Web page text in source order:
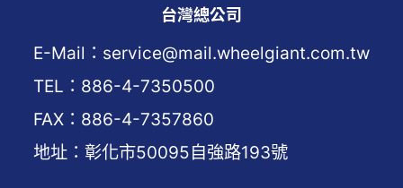
台灣總公司
E-Mail：service@mail.wheelgiant.com.tw
TEL：886-4-7350500
FAX：886-4-7357860
地址：彰化市50095自強路193號